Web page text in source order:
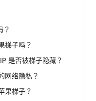
？
梯子吗？
是否被梯子隐藏？
网络隐私？
果梯子？